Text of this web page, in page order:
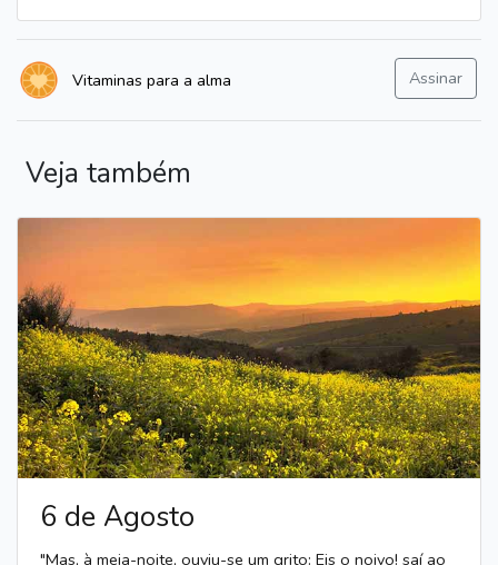
Vitaminas para a alma Assinar
Veja também
6 de Agosto
"Mas, à meia-noite, ouviu-se um grito: Eis o noivo! saí ao